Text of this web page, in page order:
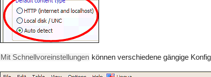
Mit Schnellvoreinstellungen können verschiedene gängige